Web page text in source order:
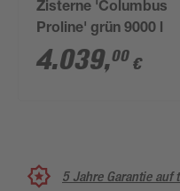
Zisterne 'Columbus
Proline' grün 9000 l
4.039,00 €
5 Jahre Garantie auf